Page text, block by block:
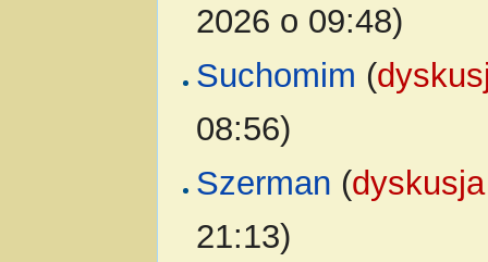
2026 o 09:48)
Suchomim (
08:56)
Szerman (dyskusja
21:13)